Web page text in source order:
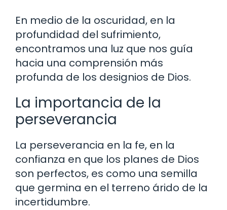
En medio de la oscuridad, en la
profundidad del sufrimiento,
encontramos una luz que nos guía
hacia una comprensión más
profunda de los designios de Dios.
La importancia de la
perseverancia
La perseverancia en la fe, en la
confianza en que los planes de Dios
son perfectos, es como una semilla
que germina en el terreno árido de la
incertidumbre.